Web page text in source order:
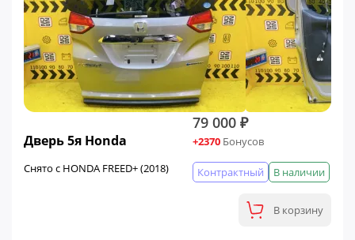
Дверь 5я Honda
Снято с HONDA FREED+ (2018)
79 000 ₽
+2370 Бонусов
В наличии
Контрактный
В корзину